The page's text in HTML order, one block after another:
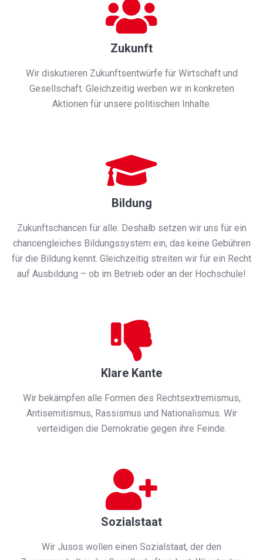
Zukunft
Wir diskutieren Zukunftsentwürfe für Wirtschaft und
Gesellschaft. Gleichzeitig werben wir in konkreten
Aktionen für unsere politischen Inhalte.
Bildung
Zukunftschancen für alle. Deshalb setzen wir uns für ein
chancengleiches Bildungssystem ein, das keine Gebühren
für die Bildung kennt. Gleichzeitig streiten wir für ein Recht
auf Ausbildung – ob im Betrieb oder an der Hochschule!
Klare Kante
Wir bekämpfen alle Formen des Rechtsextremismus,
Antisemitismus, Rassismus und Nationalismus. Wir
verteidigen die Demokratie gegen ihre Feinde.
Sozialstaat
Wir Jusos wollen einen Sozialstaat, der den